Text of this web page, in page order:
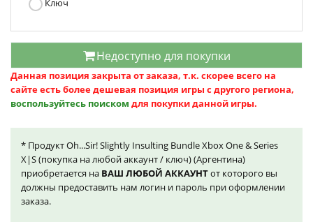
Ключ
Недоступно для покупки
Данная позиция закрыта от заказа, т.к. скорее всего на
сайте есть более дешевая позиция игры с другого региона,
воспользуйтесь поиском для покупки данной игры.
* Продукт Oh...Sir! Slightly Insulting Bundle Xbox One & Series
X|S (покупка на любой аккаунт / ключ) (Аргентина)
приобретается на ВАШ ЛЮБОЙ АККАУНТот которого вы
должны предоставить нам логин и пароль при оформлении
заказа.